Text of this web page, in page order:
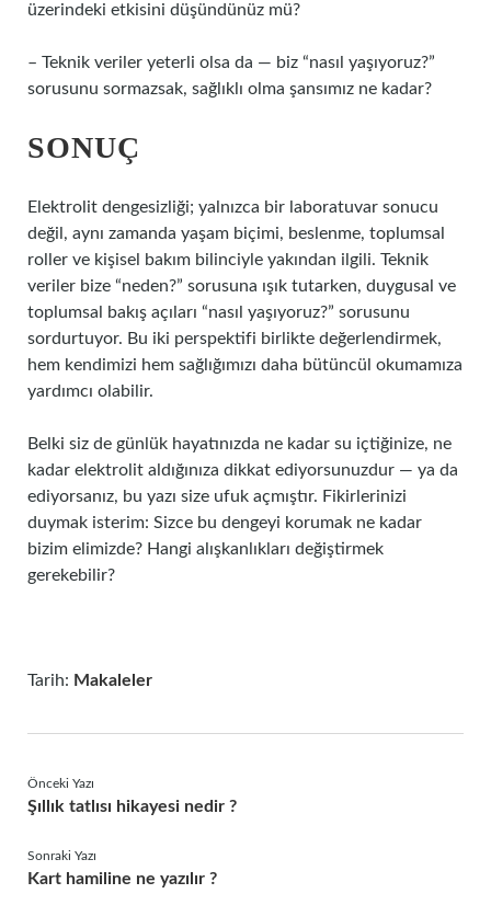
üzerindeki etkisini düşündünüz mü?
– Teknik veriler yeterli olsa da — biz “nasıl yaşıyoruz?”
sorusunu sormazsak, sağlıklı olma şansımız ne kadar?
SONUÇ
Elektrolit dengesizliği; yalnızca bir laboratuvar sonucu
değil, aynı zamanda yaşam biçimi, beslenme, toplumsal
roller ve kişisel bakım bilinciyle yakından ilgili. Teknik
veriler bize “neden?” sorusuna ışık tutarken, duygusal ve
toplumsal bakış açıları “nasıl yaşıyoruz?” sorusunu
sordurtuyor. Bu iki perspektifi birlikte değerlendirmek,
hem kendimizi hem sağlığımızı daha bütüncül okumamıza
yardımcı olabilir.
Belki siz de günlük hayatınızda ne kadar su içtiğinize, ne
kadar elektrolit aldığınıza dikkat ediyorsunuzdur — ya da
ediyorsanız, bu yazı size ufuk açmıştır. Fikirlerinizi
duymak isterim: Sizce bu dengeyi korumak ne kadar
bizim elimizde? Hangi alışkanlıkları değiştirmek
gerekebilir?
Tarih: Makaleler
Önceki Yazı
Şıllık tatlısı hikayesi nedir ?
Sonraki Yazı
Kart hamiline ne yazılır ?